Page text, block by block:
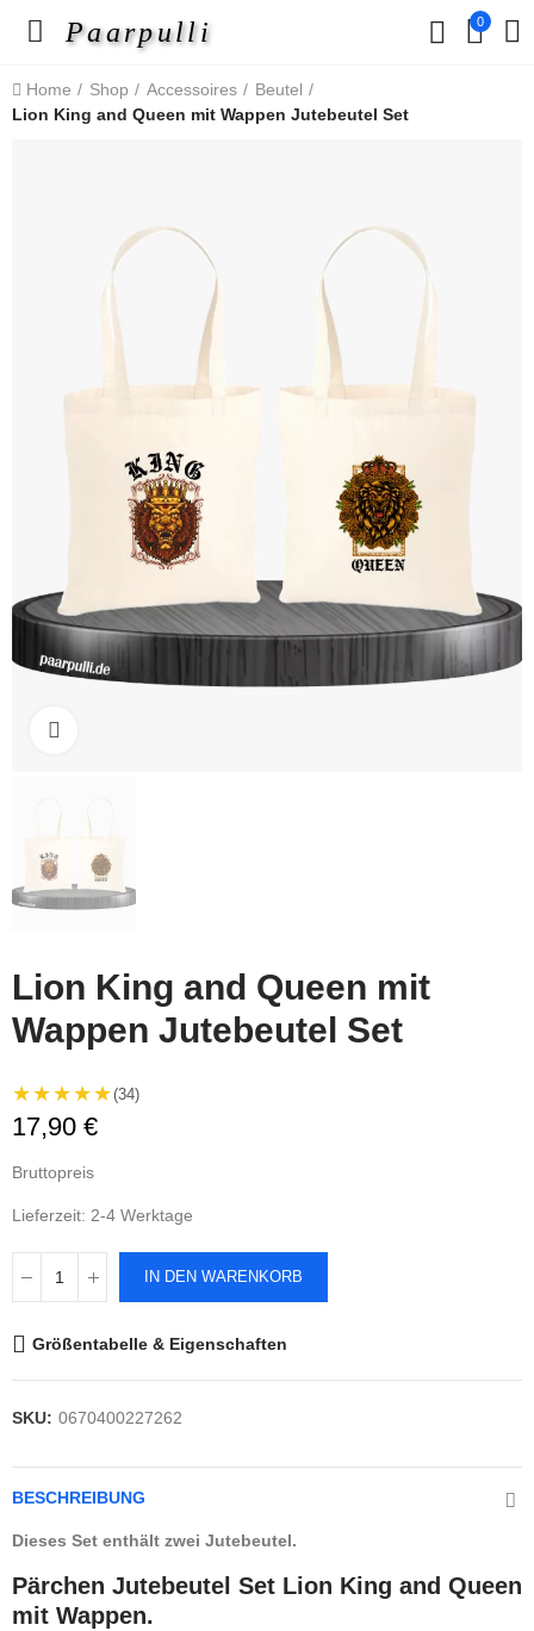
Paarpulli 0
Home Shop Accessoires
Beutel
Lion King and Queen mit Wappen Jutebeutel Set
Lion King and Queen mit
Wappen Jutebeutel Set
★★★★★(34)
17,90 €
Bruttopreis
Lieferzeit: 2-4 Werktage
IN DEN WARENKORB
Größentabelle & Eigenschaften
SKU: 0670400227262
BESCHREIBUNG
Dieses Set enthält zwei Jutebeutel.
Pärchen Jutebeutel Set Lion King and Queen
mit Wappen.